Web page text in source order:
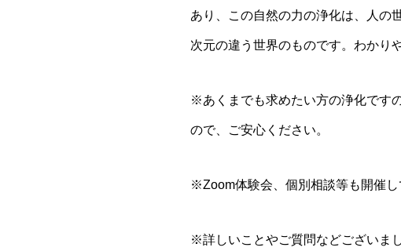
あり、この自然の力の浄化は、人の
次元の違う世界のものです。わかり
※あくまでも求めたい方の浄化です
ので、ご安心ください。
※Zoom体験会、個別相談等も開催し
※詳しいことやご質問などございま